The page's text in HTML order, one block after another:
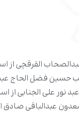
القرقچى از
حسین فضل الحاج
نور على الجنابى
عبدالباقى صادق